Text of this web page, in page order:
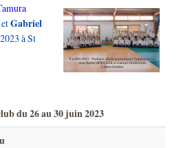
etGabriel
à St
du 26 au 30 juin 2023